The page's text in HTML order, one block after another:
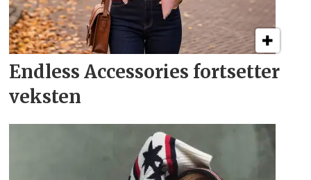
Endless Accessories fortsetter
veksten